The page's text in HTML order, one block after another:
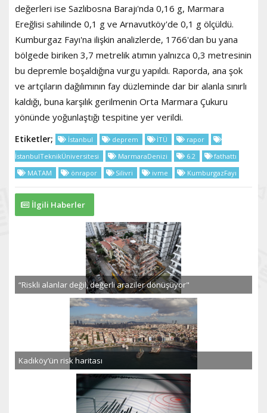
değerleri ise Sazlıbosna Barajı'nda 0,16 g, Marmara
Ereğlisi sahilinde 0,1 g ve Arnavutköy'de 0,1 g ölçüldü.
Kumburgaz Fayı'na ilişkin analizlerde, 1766'dan bu yana
bölgede biriken 3,7 metrelik atımın yalnızca 0,3 metresinin
bu depremle boşaldığına vurgu yapıldı. Raporda, ana şok
ve artçıların dağılımının fay düzleminde dar bir alanla sınırlı
kaldığı, buna karşılık gerilmenin Orta Marmara Çukuru
yönünde yoğunlaştığı tespitine yer verildi.
Etiketler; İstanbul deprem İTÜ
rapor
İstanbulTeknikÜniversitesi
MarmaraDenizi 6.2
fathattı
MATAM
önrapor Silivri ivme KumburgazFayı
İlgili Haberler
“Riskli alanlar değil, değerli araziler dönüşüyor"
Kadıköy’ün risk haritası